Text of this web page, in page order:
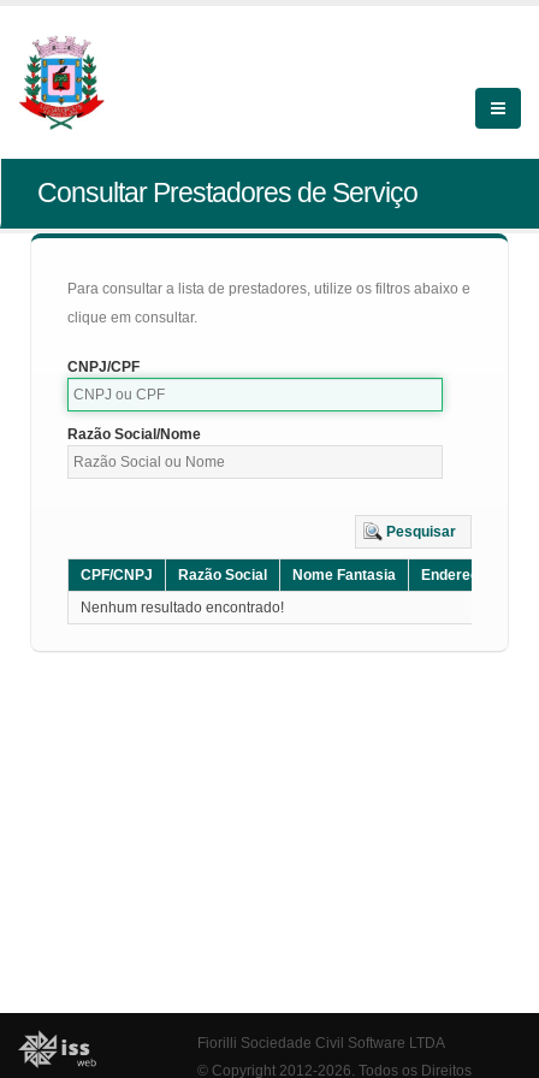
Consultar Prestadores de Serviço
Para consultar a lista de prestadores, utilize os filtros abaixo e
clique em consultar.
CNPJ/CPF
Razão Social/Nome
Pesquisar
CPF/CNPJ Razão Social Nome Fantasia Endereço
Nenhum resultado encontrado!
Fiorilli Sociedade Civil Software LTDA
© Copyright 2012-2026. Todos os Direitos